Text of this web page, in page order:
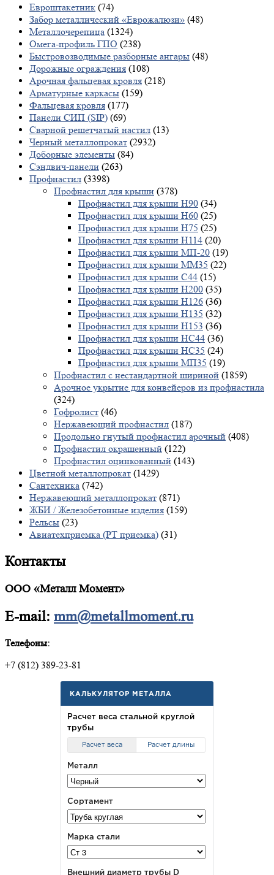
Евроштакетник (74)
Забор металлический «Еврожалюзи» (48)
Металлочерепица (1324)
Омега-профиль ГПО (238)
Быстровозводимые разборные ангары (48)
Дорожные ограждения (108)
Арочная фальцевая кровля (218)
Арматурные каркасы (159)
Фальцевая кровля (177)
Панели СИП (SIP) (69)
Сварной решетчатый настил (13)
Черный металлопрокат (2932)
Доборные элементы (84)
Сэндвич-панели (263)
Профнастил (3398)
Профнастил для крыши (378)
Профнастил для крыши Н90 (34)
Профнастил для крыши Н60 (25)
Профнастил для крыши Н75 (25)
Профнастил для крыши Н114 (20)
Профнастил для крыши МП-20 (19)
Профнастил для крыши ММ35 (22)
Профнастил для крыши С44 (15)
Профнастил для крыши Н200 (35)
Профнастил для крыши Н126 (36)
Профнастил для крыши Н135 (32)
Профнастил для крыши Н153 (36)
Профнастил для крыши НС44 (36)
Профнастил для крыши НС35 (24)
Профнастил для крыши МП35 (19)
Профнастил с нестандартной шириной (1859)
Арочное укрытие для конвейеров из профнастила
(324)
Гофролист (46)
Нержавеющий профнастил (187)
Продольно гнутый профнастил арочный (408)
Профнастил окрашенный (122)
Профнастил оцинкованный (143)
Цветной металлопрокат (1429)
Сантехника (742)
Нержавеющий металлопрокат (871)
ЖБИ / Железобетонные изделия (159)
Рельсы (23)
Авиатехприемка (РТ приемка) (31)
Контакты
ООО «Металл Момент»
E-mail: mm@metallmoment.ru
Телефоны:
+7 (812) 389-23-81